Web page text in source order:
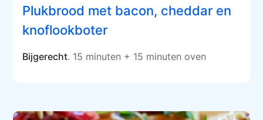
Plukbrood met bacon, cheddar en
knoflookboter
Bijgerecht. 15 minuten + 15 minuten oven